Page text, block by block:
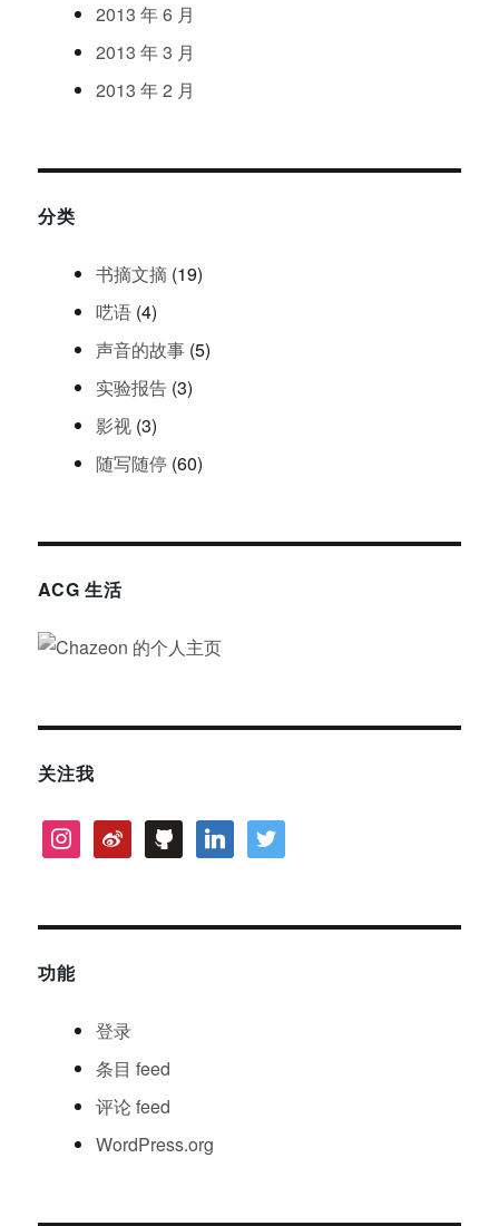
2013 年6 月
2013 年3 月
2013 年2 月
分类
书摘文摘 (19)
呓语 (4)
声音的故事 (5)
实验报告 (3)
影视 (3)
随写随停 (60)
ACG 生活
关注我
instagram
weibo github linkedintwitter
功能
登录
条目 feed
评论feed
WordPress.org